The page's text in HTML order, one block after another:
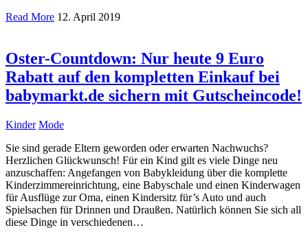
Read More 12. April 2019
Oster-Countdown: Nur heute 9 Euro
Rabatt auf den kompletten Einkauf bei
babymarkt.de sichern mit Gutscheincode!
Kinder Mode
Sie sind gerade Eltern geworden oder erwarten Nachwuchs?
Herzlichen Glückwunsch! Für ein Kind gilt es viele Dinge neu
anzuschaffen: Angefangen von Babykleidung über die komplette
Kinderzimmereinrichtung, eine Babyschale und einen Kinderwagen
für Ausflüge zur Oma, einen Kindersitz für’s Auto und auch
Spielsachen für Drinnen und Draußen. Natürlich können Sie sich all
diese Dinge in verschiedenen…